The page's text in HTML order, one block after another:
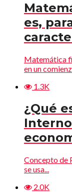
es,
Matemática
en un
1.3K
¿Qué
Concepto de
se usa...
2.0K